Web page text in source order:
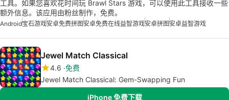
工具。如果您喜欢花时间玩 Brawl Stars 游戏，可以使用此工具接收一些
额外信息。该应用由粉丝制作，免费。
Android宝石游戏安卓免费拼图安卓免费在线益智游戏安卓拼图安卓益智游戏
Jewel Match Classical
4.6 免费
Jewel Match Classical: Gem-Swapping Fun
iPhone 免费下载